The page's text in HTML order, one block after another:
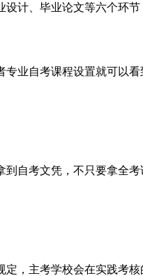
计、毕业论文等六个环
业自考课程设置就可以看
自考文凭，不只要拿全
定，主考学校会在实践考核